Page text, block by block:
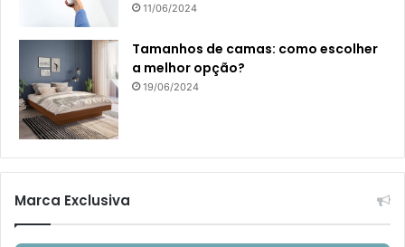
11/06/2024
Tamanhos de camas: como escolher
a melhor opção?
19/06/2024
Marca Exclusiva